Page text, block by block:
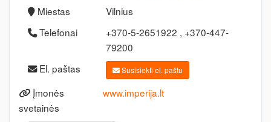
Miestas
Vilnius
Telefonai
+370-5-2651922 , +370-447-
79200
El. paštas
Susisiekti el. paštu
Įmonės
svetainės
www.imperija.lt